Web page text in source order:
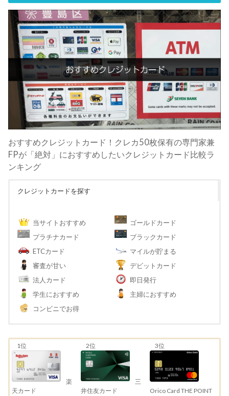
おすすめクレジットカード！クレカ50枚保有の専門家兼
FPが「絶対」におすすめしたいクレジットカード比較ラ
ンキング
クレジットカードを探す
当サイトおすすめ
ゴールドカード
プラチナカード
ブラックカード
ETCカード
マイルが貯まる
審査が甘い
デビットカード
法人カード
即日発行
学生におすすめ
主婦におすすめ
コンビニでお得
1位
楽
天カード
2位
三
井住友カード
3位
Orico Card THE POINT